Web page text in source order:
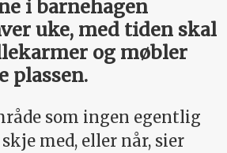
i barnehagen
uke, med tiden skal
og møbler
plassen.
som ingen egentlig
med, eller når, sier